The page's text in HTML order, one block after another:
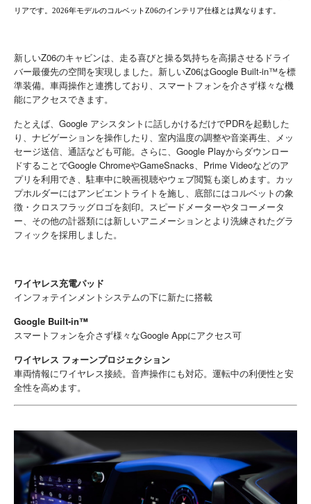
リアです。2026年モデルのコルベットZ06のインテリア仕様とは異なります。
新しいZ06のキャビンは、走る喜びと操る気持ちを高揚させるドライ
バー最優先の空間を実現しました。新しいZ06はGoogle Built-in™を標
準装備。車両操作と連携しており、スマートフォンを介さず様々な機
能にアクセスできます。
たとえば、Google アシスタントに話しかけるだけでPDRを起動した
り、ナビゲーションを操作したり、室内温度の調整や音楽再生、メッ
セージ送信、通話なども可能。さらに、Google Playからダウンロー
ドすることでGoogle ChromeやGameSnacks、Prime Videoなどのア
プリを利用でき、駐車中に映画視聴やウェブ閲覧も楽しめます。カッ
プホルダーにはアンビエントライトを施し、底部にはコルベットの象
徴・クロスフラッグロゴを刻印。スピードメーターやタコーメータ
ー、その他の計器類には新しいアニメーションとより洗練されたグラ
フィックを採用しました。
ワイヤレス充電パッド
インフォテインメントシステムの下に新たに搭載
Google Built-in™
スマートフォンを介さず様々なGoogle Appにアクセス可
ワイヤレス フォーンプロジェクション
車両情報にワイヤレス接続。音声操作にも対応。運転中の利便性と安
全性を高めます。